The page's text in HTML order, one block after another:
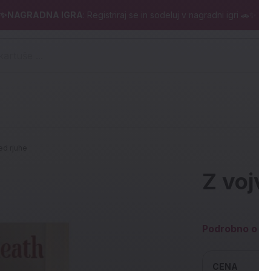
✨NAGRADNA IGRA : Registriraj se in sodeluj v nagradni igri 🚗✨
Z
Podrobno
CENA